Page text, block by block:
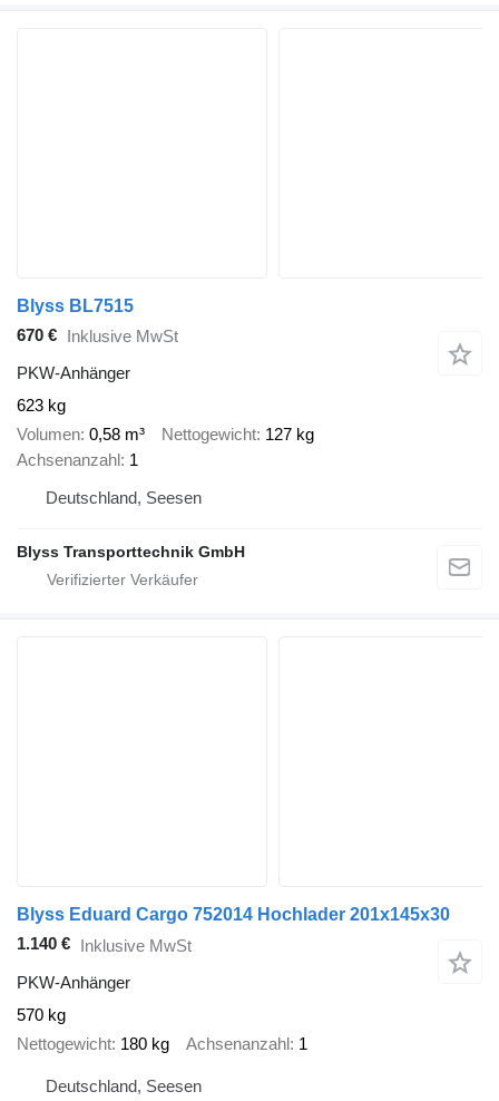
Blyss BL7515
670 €
Inklusive MwSt
PKW-Anhänger
623 kg
Volumen 0,58 m³ Nettogewicht 127 kg
Achsenanzahl
1
Deutschland, Seesen
Blyss Transporttechnik GmbH
Blyss Eduard Cargo 752014 Hochlader 201x145x30
1.140 € Inklusive MwSt
PKW-Anhänger
570 kg
Nettogewicht 180 kg Achsenanzahl 1
Deutschland, Seesen